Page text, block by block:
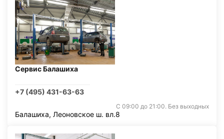
Сервис Балашиха
+7 (495) 431-63-63
С 09:00 до 21:00. Без выходных
Балашиха, Леоновское ш. вл.8